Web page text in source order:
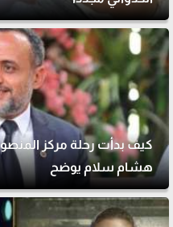
كيف بدأت رحلة مركز
هشام سلام يوضح